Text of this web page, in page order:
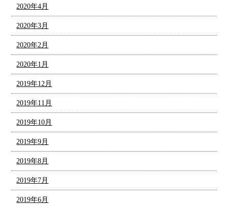
2020年4月
2020年3月
2020年2月
2020年1月
2019年12月
2019年11月
2019年10月
2019年9月
2019年8月
2019年7月
2019年6月